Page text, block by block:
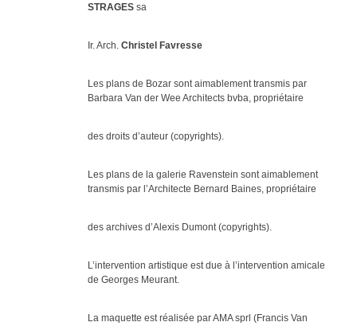
STRAGES sa
Ir. Arch. Christel Favresse
Les plans de Bozar sont aimablement transmis par
Barbara Van der Wee Architects bvba, propriétaire
des droits d’auteur (copyrights).
Les plans de la galerie Ravenstein sont aimablement
transmis par l’Architecte Bernard Baines, propriétaire
des archives d’Alexis Dumont (copyrights).
L’intervention artistique est due à l’intervention amicale
de Georges Meurant.
La maquette est réalisée par AMA sprl (Francis Van